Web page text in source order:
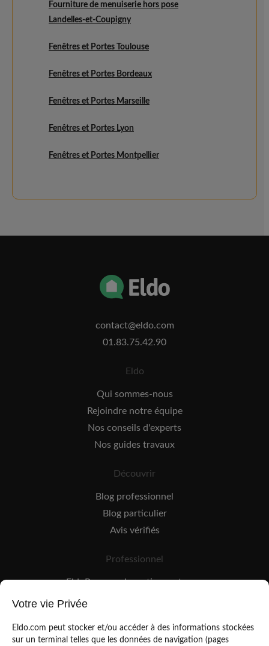
Fourniture de menuiserie hors pose
Landelles-et-Coupigny
Fenêtres et Portes Toulouse
Fenêtres et Portes Bordeaux
Fenêtres et Portes Marseille
Fenêtres et Portes Lyon
Fenêtres et Portes Montpellier
contact@eldo.com
01.83.75.42.90
Eldo
Qui sommes-nous
Rejoindre notre équipe
Nos conseils d'experts
Nos guides travaux
Découvrir
Blog professionnel
Blog particulier
Avis vérifiés
Professionnel
EldoPro pour les artisans et pros
EldoNetwork pour les réseaux, marques et industriels
Votre vie Privée
Eldo.com peut stocker et/ou accéder à des informations stockées
sur un terminal telles que les données de navigation (pages